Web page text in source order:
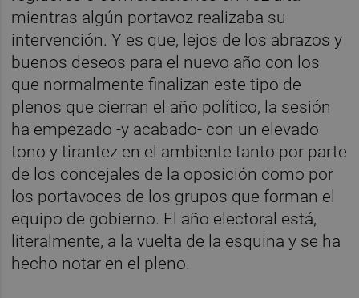
mientras algún portavoz realizaba su
intervención. Y es que, lejos de los abrazos y
buenos deseos para el nuevo año con los
que normalmente finalizan este tipo de
plenos que cierran el año político, la sesión
ha empezado -y acabado- con un elevado
tono y tirantez en el ambiente tanto por parte
de los concejales de la oposición como por
los portavoces de los grupos que forman el
equipo de gobierno. El año electoral está,
literalmente, a la vuelta de la esquina y se ha
hecho notar en el pleno.